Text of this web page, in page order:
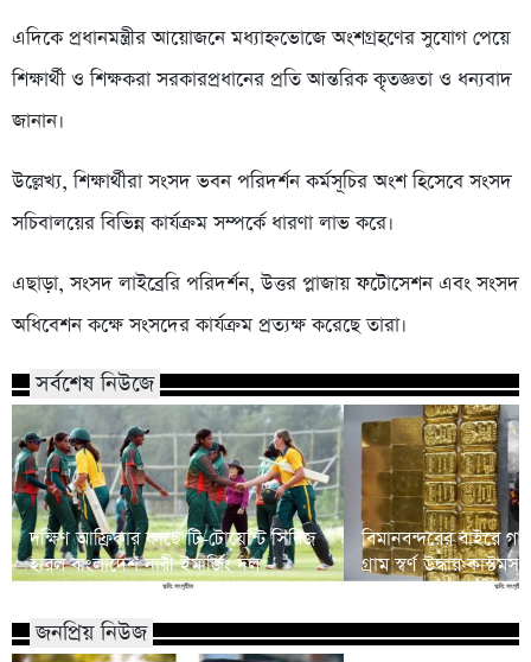
এদিকে প্রধানমন্ত্রীর আয়োজনে মধ্যাহ্নভোজে অংশগ্রহণের সুযোগ পেয়ে
শিক্ষার্থী ও শিক্ষকরা সরকারপ্রধানের প্রতি আন্তরিক কৃতজ্ঞতা ও ধন্যবাদ
জানান।
উল্লেখ্য, শিক্ষার্থীরা সংসদ ভবন পরিদর্শন কর্মসূচির অংশ হিসেবে সংসদ
সচিবালয়ের বিভিন্ন কার্যক্রম সম্পর্কে ধারণা লাভ করে।
এছাড়া, সংসদ লাইব্রেরি পরিদর্শন, উত্তর প্লাজায় ফটোসেশন এবং সংসদ
অধিবেশন কক্ষে সংসদের কার্যক্রম প্রত্যক্ষ করেছে তারা।
সর্বশেষ নিউজে
দক্ষিণ আফ্রিকার কাছে টি-টোয়েন্টি সিরিজ
হারল বাংলাদেশ নারী ইমার্জিং দল
বিমানবন্দরের বাইরে
গ্রাম স্বর্ণ উদ্ধার
জনপ্রিয় নিউজ